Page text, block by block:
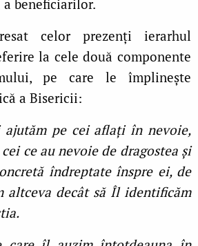
a beneficiarilor.
celor prezenți ierarhul
la cele două componente
pe care le împlinește
a Bisericii:
pe cei aflați în nevoie,
ce au nevoie de dragostea și
îndreptate înspre ei, de
altceva decât să Îl identificăm